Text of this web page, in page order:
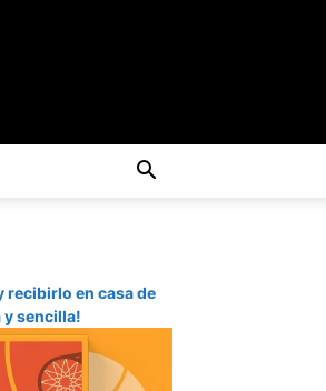
recibirlo en casa de
y sencilla!